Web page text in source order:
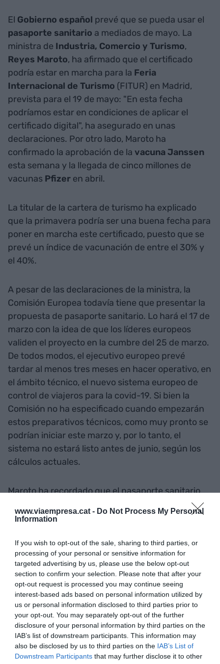
www.viaempresa.cat - Do Not Process My Personal
Information
If you wish to opt-out of the sale, sharing to third parties, or
processing of your personal or sensitive information for
targeted advertising by us, please use the below opt-out
section to confirm your selection. Please note that after your
opt-out request is processed you may continue seeing
interest-based ads based on personal information utilized by
us or personal information disclosed to third parties prior to
your opt-out. You may separately opt-out of the further
disclosure of your personal information by third parties on the
IAB’s list of downstream participants. This information may
also be disclosed by us to third parties on the IAB’s List of
Downstream Participants that may further disclose it to other
El Gobierno español prevé que se pueda usar el
pasaporte sanitario a mediados de mayo. La
ministra de Industria, Comercio y Turismo,
Reyes Maroto, ha afirmado que el certificado
podría estar en marcha para la Feria
Internacional de Turismo (FITUR) en Madrid,
prevista para el 19 de mayo: "En esta fecha
podríamos estar en condiciones de aplicar el
certificado digital", ha asegurado en unas
declaraciones. Por otro lado, Maroto ha
confirmado la aprobación de la vacuna Janssen
esta semana y la llegada de cinco millones de
vacunas Pfizer en abril.
La titular de la cartera de turismo ha explicado
que la primavera podría ser una buena fecha para
poner en marcha este certificado, puesto que se
prevé un índice de vacunación de entre el 30% y
el 40%.
A pesar de las declaraciones de la ministra, la
Comisión Europea todavía tiene que presentar la
propuesta de pasaporte sanitario. Lo hará el 17 de
marzo con la idea de que los líderes europeos
validen el proyecto en la cumbre del 25 de marzo.
De todos modos, el ejecutivo europeo prevé
tardar al menos tres meses en hacer operativo, en
el ámbito técnico, el nuevo sistema europeo de
control de viajeros para la covid-19. Si bien la
Comisión no ha especificado cuando empezarán
estos preparativos técnicos, como muy pronto se
podrían iniciar este marzo y, por lo tanto, el
sistema no estará listo antes de junio, según los
cálculos actuales.
Maroto ha recordado que el pasaporte sanitario
no sólo incluirá aquellas personas vacunadas, sino
también permitirá la movilidad de las personas
hagan una PCR: "Las previsiones de cara a los
próximos meses son optimistas". A partir de la
semana que viene, habrá en España cuatro
vacunas autorizadas. Hasta ahora, 4,8 millones de
personas han sido vacunadas, con un 1,4% de la
población con una dosis completa.
AñadirVIA Empresa como fuente preferida
de Google de forma gratuita